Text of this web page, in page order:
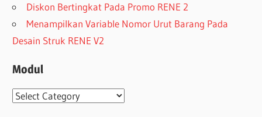
Diskon Bertingkat Pada Promo RENE 2
Menampilkan Variable Nomor Urut Barang Pada
Desain Struk RENE V2
Modul
Modul